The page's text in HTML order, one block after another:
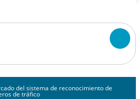
del sistema de reconocimiento de
de tráfico